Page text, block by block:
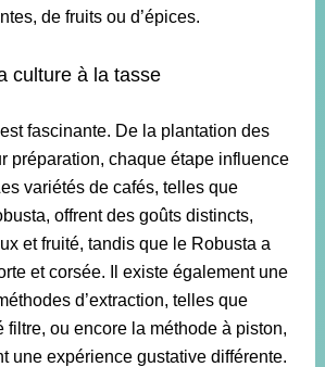
de fruits ou d’épices.
culture à la tasse
est fascinante. De la plantation des
préparation, chaque étape influence
variétés de cafés, telles que
offrent des goûts distincts,
et fruité, tandis que le Robusta a
et corsée. Il existe également une
d’extraction, telles que
filtre, ou encore la méthode à piston,
une expérience gustative différente.